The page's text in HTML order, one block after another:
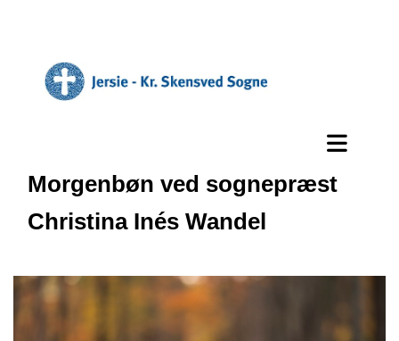
Morgenbøn ved sognepræst
Christina Inés Wandel